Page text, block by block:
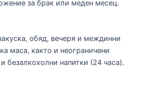
за брак или меден месец.
обяд, вечеря и междинни
маса, както и неограничени
безалкохолни напитки (24 часа).